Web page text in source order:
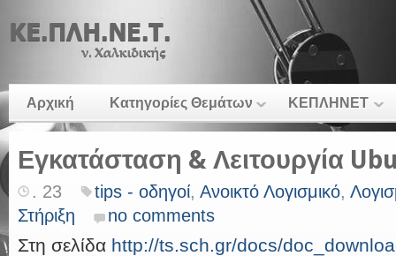
Αρχική Κατηγορίες Θεμάτων ΚΕΠΛΗΝΕΤ
Εγκατάσταση & Λειτουργία
. 23 tips - οδηγοί, Ανοικτό Λογισμικό,
Στήριξη
no comments
Στη σελίδα http://ts.sch.gr/docs/